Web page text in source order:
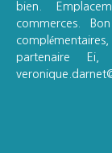
bien.
commerces.